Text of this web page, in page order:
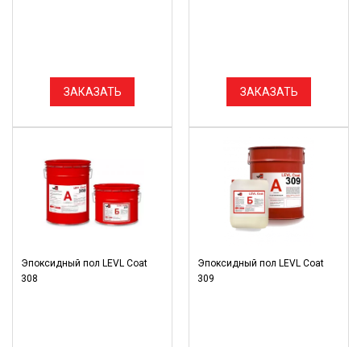
ЗАКАЗАТЬ ЗАКАЗАТЬ
Эпоксидный пол LEVL Coat
308
Эпоксидный пол LEVL Coat
309